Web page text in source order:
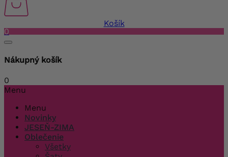
Košík
0
Nákupný košík
0
Menu
Menu
Novinky
JESEŇ-ZIMA
Oblečenie
Všetky